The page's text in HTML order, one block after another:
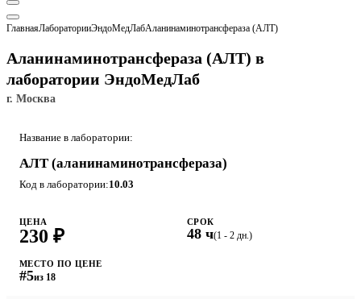
ГлавнаяЛабораторииЭндоМедЛабАланинаминотрансфераза (АЛТ)
Аланинаминотрансфераза (АЛТ) в
лаборатории ЭндоМедЛаб
г. Москва
Название в лаборатории:
АЛТ (аланинаминотрансфераза)
Код в лаборатории:10.03
ЦЕНА
230 ₽
СРОК
48 ч(1 - 2 дн.)
МЕСТО ПО ЦЕНЕ
#5из 18